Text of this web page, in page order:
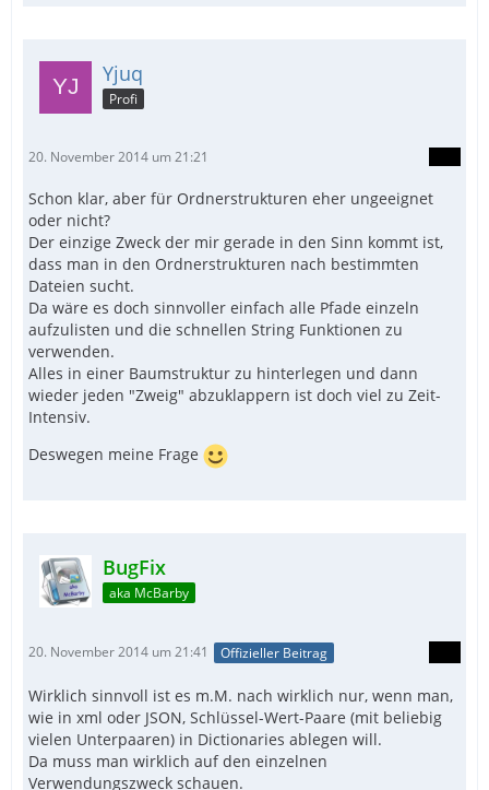
Yjuq
Profi
20. November 2014 um 21:21
Schon klar, aber für Ordnerstrukturen eher ungeeignet
oder nicht?
Der einzige Zweck der mir gerade in den Sinn kommt ist,
dass man in den Ordnerstrukturen nach bestimmten
Dateien sucht.
Da wäre es doch sinnvoller einfach alle Pfade einzeln
aufzulisten und die schnellen String Funktionen zu
verwenden.
Alles in einer Baumstruktur zu hinterlegen und dann
wieder jeden "Zweig" abzuklappern ist doch viel zu Zeit-
Intensiv.
Deswegen meine Frage
BugFix
aka McBarby
20. November 2014 um 21:41 Offizieller Beitrag
Wirklich sinnvoll ist es m.M. nach wirklich nur, wenn man,
wie in xml oder JSON, Schlüssel-Wert-Paare (mit beliebig
vielen Unterpaaren) in Dictionaries ablegen will.
Da muss man wirklich auf den einzelnen
Verwendungszweck schauen.